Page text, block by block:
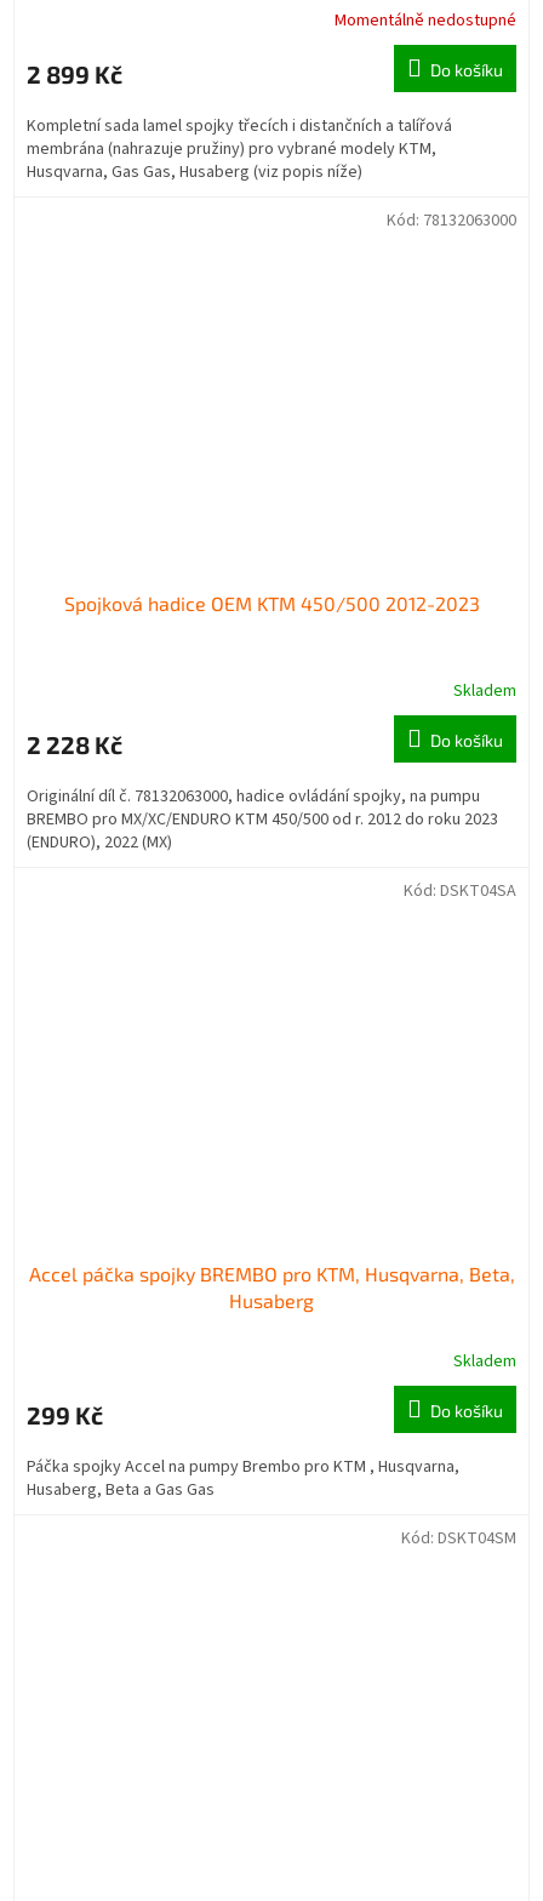
Momentálně nedostupné
2 899 Kč Do košíku
Kompletní sada lamel spojky třecích i distančních a talířová
membrána (nahrazuje pružiny) pro vybrané modely KTM,
Husqvarna, Gas Gas, Husaberg (viz popis níže)
Spojková hadice OEM KTM 450/500 2012-2023
Skladem
2 228 Kč Do košíku
Originální díl č. 78132063000, hadice ovládání spojky, na pumpu
BREMBO pro MX/XC/ENDURO KTM 450/500 od r. 2012 do roku 2023
(ENDURO), 2022 (MX)
Kód: 78132063000
Accel páčka spojky BREMBO pro KTM, Husqvarna, Beta,
Husaberg
Skladem
299 Kč Do košíku
Páčka spojky Accel na pumpy Brembo pro KTM , Husqvarna,
Husaberg, Beta a Gas Gas
Kód: DSKT04SA
Kód: DSKT04SM